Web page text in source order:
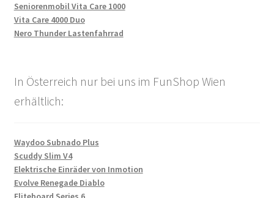
Seniorenmobil Vita Care 1000
Vita Care 4000 Duo
Nero Thunder Lastenfahrrad
In Österreich nur bei uns im FunShop Wien
erhältlich:
Waydoo Subnado Plus
Scuddy Slim V4
Elektrische Einräder von Inmotion
Evolve Renegade Diablo